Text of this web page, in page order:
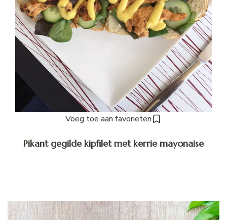
Voeg toe aan favorieten
Pikant gegilde kipfilet met kerrie mayonaise